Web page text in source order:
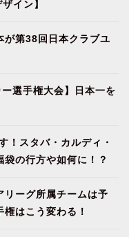
イン】
が第38回日本クラブユ
選手権大会】日本一を
！スタバ・カルディ・
の行方や如何に！？
リーグ所属チームは予
はこう変わる！